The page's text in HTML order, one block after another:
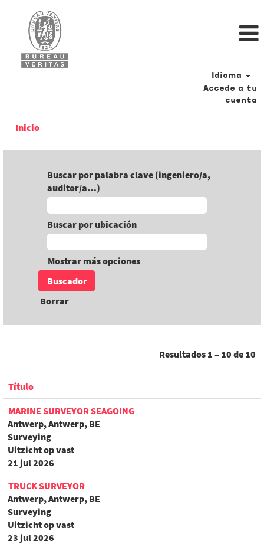
Idioma
Accede a tu
cuenta
Inicio
Buscar por palabra clave (ingeniero/a,
auditor/a…)
Buscar por ubicación
Mostrar más opciones
Borrar
Resultados 1 – 10 de 10
Título
MARINE SURVEYOR SEAGOING
Antwerp, Antwerp, BE
Surveying
Uitzicht op vast
21 jul 2026
TRUCK SURVEYOR
Antwerp, Antwerp, BE
Surveying
Uitzicht op vast
23 jul 2026